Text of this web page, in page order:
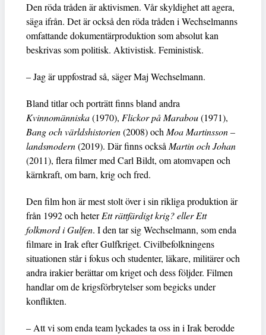
Den röda tråden är aktivismen. Vår skyldighet att agera,
säga ifrån. Det är också den röda tråden i Wechselmanns
omfattande dokumentärproduktion som absolut kan
beskrivas som politisk. Aktivistisk. Feministisk.
– Jag är uppfostrad så, säger Maj Wechselmann.
Bland titlar och porträtt finns bland andra
Kvinnomänniska(1970), Flickor på Marabou(1971),
Bang och världshistorien(2008) och Moa Martinsson –
landsmodern(2019). Där finns också Martin och Johan
(2011), flera filmer med Carl Bildt, om atomvapen och
kärnkraft, om barn, krig och fred.
Den film hon är mest stolt över i sin rikliga produktion är
från 1992 och heterEtt rättfärdigt krig? eller Ett
folkmord i Gulfen. I den tar sig Wechselmann, som enda
filmare in Irak efter Gulfkriget. Civilbefolkningens
situationen står i fokus och studenter, läkare, militärer och
andra irakier berättar om kriget och dess följder. Filmen
handlar om de krigsförbrytelser som begicks under
konflikten.
– Att vi som enda team lyckades ta oss in i Irak berodde